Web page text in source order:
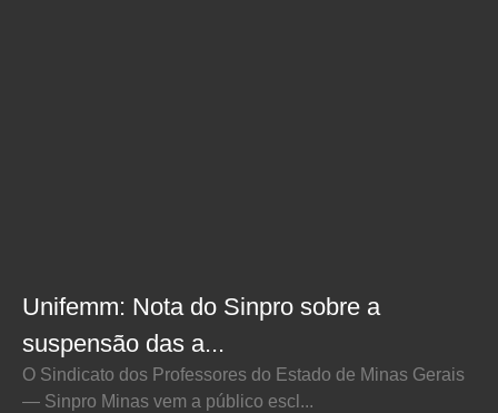
Unifemm: Nota do Sinpro sobre a
suspensão das a...
O Sindicato dos Professores do Estado de Minas Gerais
— Sinpro Minas vem a público escl...